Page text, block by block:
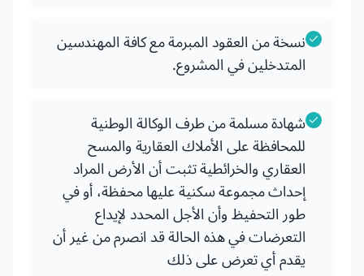
نسخة من العقود المبرمة مع كافة المهندسين
المتدخلين في المشروع.
شهادة مسلمة من طرف الوكالة الوطنية
للمحافظة على الأملاك العقارية والمسح
العقاري والخرائطية تثبت أن الأرض المراد
إحداث مجموعة سكنية عليها محفظة، أو في
طور التحفيظ وأن الأجل المحدد لإيداع
التعرضات في هذه الحالة قد انصرم من غير أن
يقدم أي تعرض على ذلك